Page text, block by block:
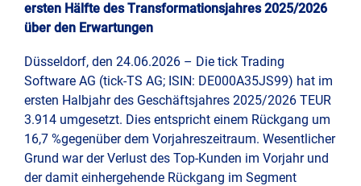
ersten Hälfte des Transformationsjahres 2025/2026
über den Erwartungen
Düsseldorf, den 24.06.2026 – Die tick Trading
Software AG (tick-TS AG; ISIN: DE000A35JS99) hat im
ersten Halbjahr des Geschäftsjahres 2025/2026 TEUR
3.914 umgesetzt. Dies entspricht einem Rückgang um
16,7 %gegenüber dem Vorjahreszeitraum. Wesentlicher
Grund war der Verlust des Top-Kunden im Vorjahr und
der damit einhergehende Rückgang im Segment